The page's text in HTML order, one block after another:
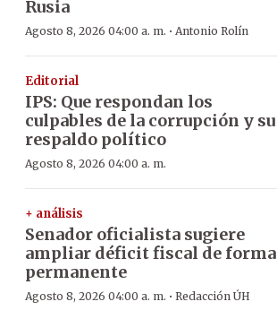
Rusia
Agosto 8, 2026 04:00 a. m. · Antonio Rolín
Editorial
IPS: Que respondan los
culpables de la corrupción y su
respaldo político
Agosto 8, 2026 04:00 a. m.
+ análisis
Senador oficialista sugiere
ampliar déficit fiscal de forma
permanente
Agosto 8, 2026 04:00 a. m. · Redacción ÚH